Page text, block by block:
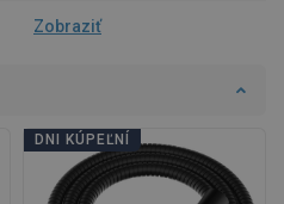
Zobraziť
DNI KÚPEĽNÍ